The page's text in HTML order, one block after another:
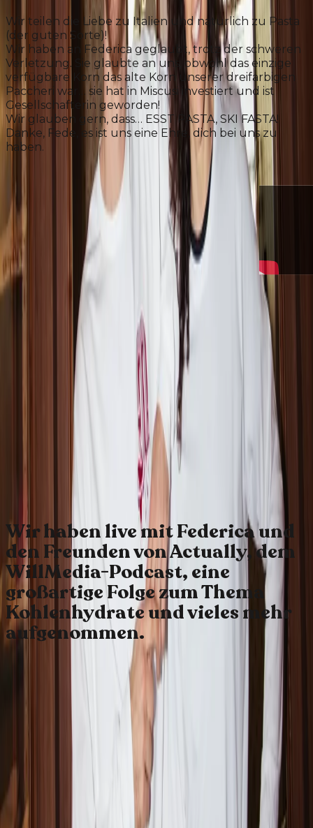
Wir teilen die Liebe zu Italien und natürlich zu Pasta
(der guten Sorte)!
Wir haben an Federica geglaubt, trotz der schweren
Verletzung. Sie glaubte an uns, obwohl das einzige
verfügbare Korn das alte Korn unserer dreifarbigen
Paccheri war… sie hat in Miscusi investiert und ist
Gesellschafterin geworden!
Wir glauben gern, dass… ESST PASTA, SKI FASTA!
Danke, Fede, es ist uns eine Ehre, dich bei uns zu
haben.
Wir haben live mit Federica und
den Freunden von Actually, dem
WillMedia-Podcast, eine
großartige Folge zum Thema
Kohlenhydrate und vieles mehr
aufgenommen.